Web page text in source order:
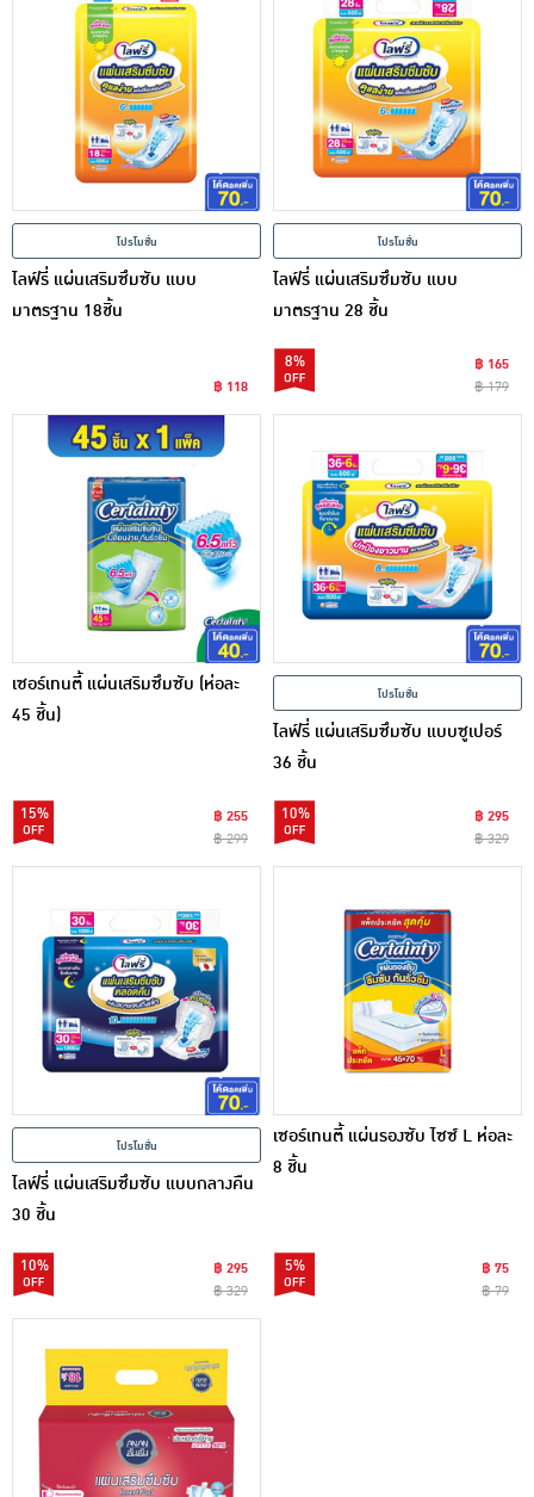
โปรโมชั่น
ไลฟ์รี่ แผ่นเสริมซึมซับ แบบ
มาตรฐาน 18ชิ้น
฿ 118
โปรโมชั่น
ไลฟ์รี่ แผ่นเสริมซึมซับ แบบ
มาตรฐาน 28 ชิ้น
8%
฿ 165
฿ 179
เซอร์เทนตี้ แผ่นเสริมซึมซับ (ห่อละ
45 ชิ้น)
15%
฿ 255
฿ 299
โปรโมชั่น
ไลฟ์รี่ แผ่นเสริมซึมซับ แบบซูเปอร์
36 ชิ้น
10%
฿ 295
฿ 329
โปรโมชั่น
ไลฟ์รี่ แผ่นเสริมซึมซับ แบบกลางคืน
30 ชิ้น
10%
฿ 295
฿ 329
เซอร์เทนตี้ แผ่นรองซับ ไซซ์ L ห่อละ
8 ชิ้น
5%
฿ 75
฿ 79